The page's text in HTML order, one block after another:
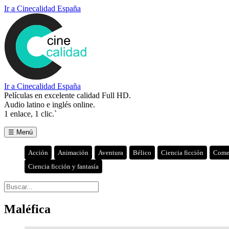
Ir a Cinecalidad España
Ir a Cinecalidad España
Películas en excelente calidad Full HD.
Audio latino e inglés online.
1 enlace, 1 clic.`
☰ Menú
Acción Animación Aventura Bélico Ciencia ficción
Ciencia ficción y fantasía
Maléfica